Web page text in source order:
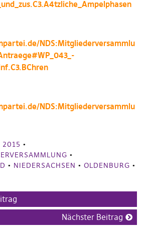
NDS:Mitgliederversammlu
NDS:Mitgliederversammlu
2015 •
•
• NIEDERSACHSEN • OLDENBURG •
Nächster Beitrag